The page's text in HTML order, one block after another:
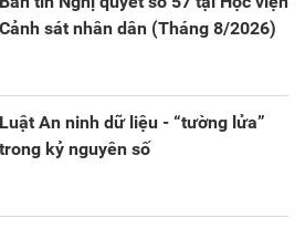
Cảnh sát nhân dân (Tháng 8/2026)
Luật An ninh dữ liệu - “tường lửa”
trong kỷ nguyên số